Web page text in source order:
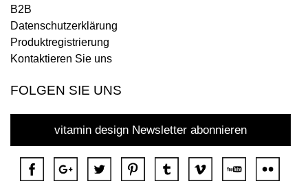
B2B
Datenschutzerklärung
Produktregistrierung
Kontaktieren Sie uns
FOLGEN SIE UNS
vitamin design Newsletter abonnieren